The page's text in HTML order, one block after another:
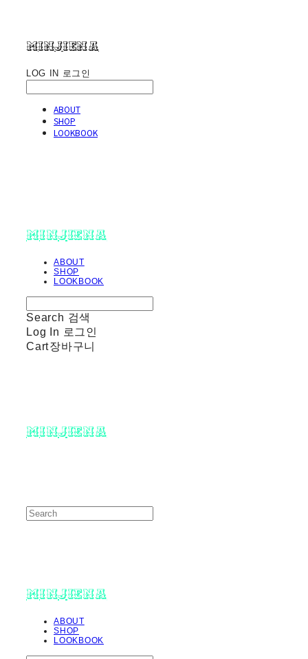
minjiena
LOG IN 로그인
ABOUT
SHOP
LOOKBOOK
minjiena
ABOUT
SHOP
LOOKBOOK
Search 검색
Log In 로그인
Cart장바구니
minjiena
minjiena
ABOUT
SHOP
LOOKBOOK